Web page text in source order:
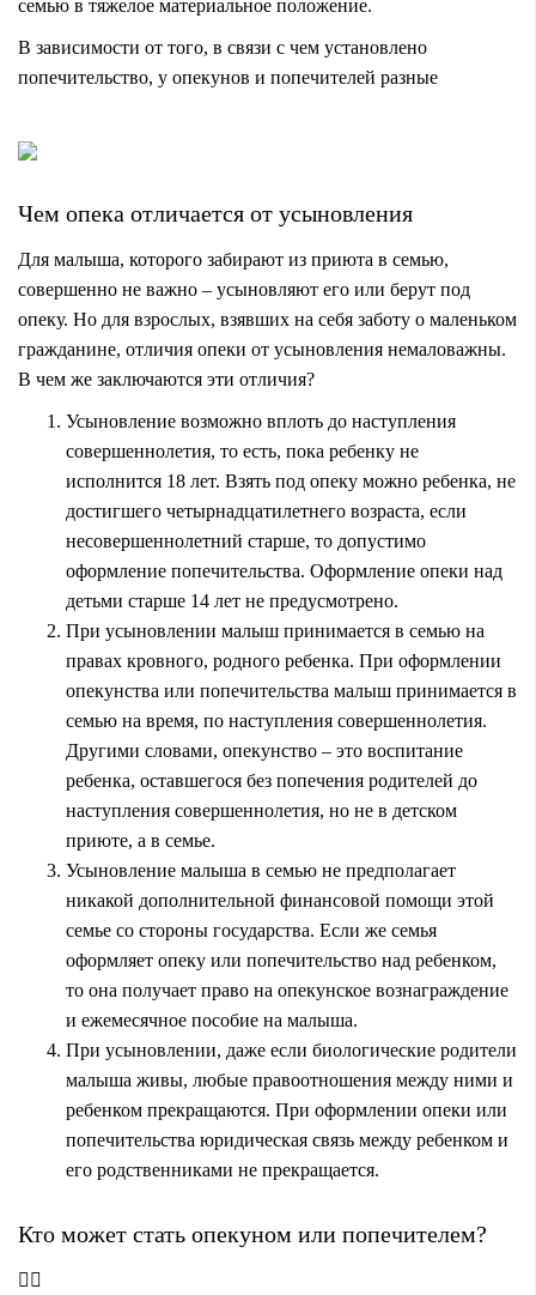
семью в тяжелое материальное положение.
В зависимости от того, в связи с чем установлено
попечительство, у опекунов и попечителей разные
Чем опека отличается от усыновления
Для малыша, которого забирают из приюта в семью,
совершенно не важно – усыновляют его или берут под
опеку. Но для взрослых, взявших на себя заботу о маленьком
гражданине, отличия опеки от усыновления немаловажны.
В чем же заключаются эти отличия?
Усыновление возможно вплоть до наступления
совершеннолетия, то есть, пока ребенку не
исполнится 18 лет. Взять под опеку можно ребенка, не
достигшего четырнадцатилетнего возраста, если
несовершеннолетний старше, то допустимо
оформление попечительства. Оформление опеки над
детьми старше 14 лет не предусмотрено.
При усыновлении малыш принимается в семью на
правах кровного, родного ребенка. При оформлении
опекунства или попечительства малыш принимается в
семью на время, по наступления совершеннолетия.
Другими словами, опекунство – это воспитание
ребенка, оставшегося без попечения родителей до
наступления совершеннолетия, но не в детском
приюте, а в семье.
Усыновление малыша в семью не предполагает
никакой дополнительной финансовой помощи этой
семье со стороны государства. Если же семья
оформляет опеку или попечительство над ребенком,
то она получает право на опекунское вознаграждение
и ежемесячное пособие на малыша.
При усыновлении, даже если биологические родители
малыша живы, любые правоотношения между ними и
ребенком прекращаются. При оформлении опеки или
попечительства юридическая связь между ребенком и
его родственниками не прекращается.
Кто может стать опекуном или попечителем?